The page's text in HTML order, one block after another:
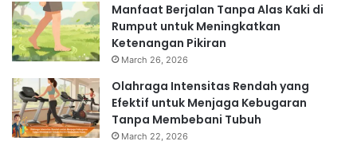
Manfaat Berjalan Tanpa Alas Kaki di
Rumput untuk Meningkatkan
Ketenangan Pikiran
March 26, 2026
Olahraga Intensitas Rendah yang
Efektif untuk Menjaga Kebugaran
Tanpa Membebani Tubuh
March 22, 2026